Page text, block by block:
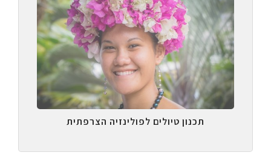
תכנון טיולים לפולינזיה הצרפתית